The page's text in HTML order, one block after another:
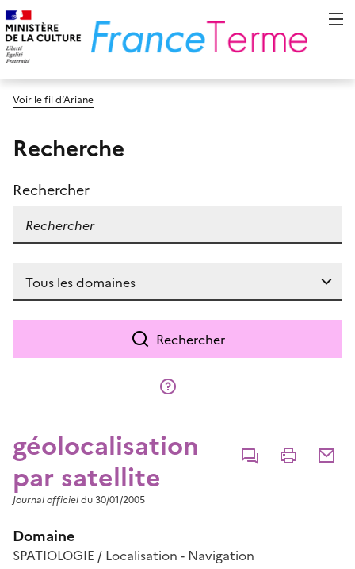
Voir le fil d’Ariane
Recherche
Rechercher
Rechercher
géolocalisation
par satellite
CommenterImprimer
Journal officieldu 30/01/2005
Domaine
SPATIOLOGIE / Localisation - Navigation